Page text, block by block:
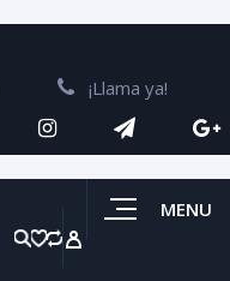
¡Llama ya!
MENU